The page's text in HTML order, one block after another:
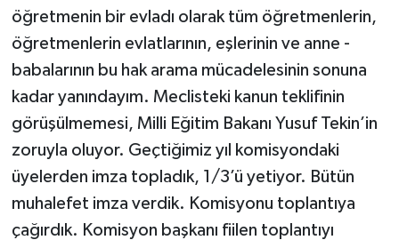
öğretmenin bir evladı olarak tüm öğretmenlerin,
öğretmenlerin evlatlarının, eşlerinin ve anne -
babalarının bu hak arama mücadelesinin sonuna
kadar yanındayım. Meclisteki kanun teklifinin
görüşülmemesi, Milli Eğitim Bakanı Yusuf Tekin’in
zoruyla oluyor. Geçtiğimiz yıl komisyondaki
üyelerden imza topladık, 1/3’ü yetiyor. Bütün
muhalefet imza verdik. Komisyonu toplantıya
çağırdık. Komisyon başkanı fiilen toplantıyı